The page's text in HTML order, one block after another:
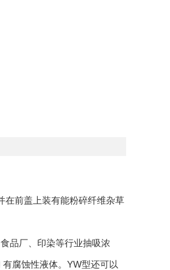
在前盖上装有能粉碎纤维杂草
品厂、印染等行业抽吸浓
腐蚀性液体。YW型还可以